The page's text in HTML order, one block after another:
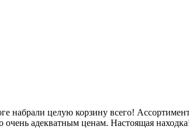
целую корзину всего!
адекватным ценам. Настоящая